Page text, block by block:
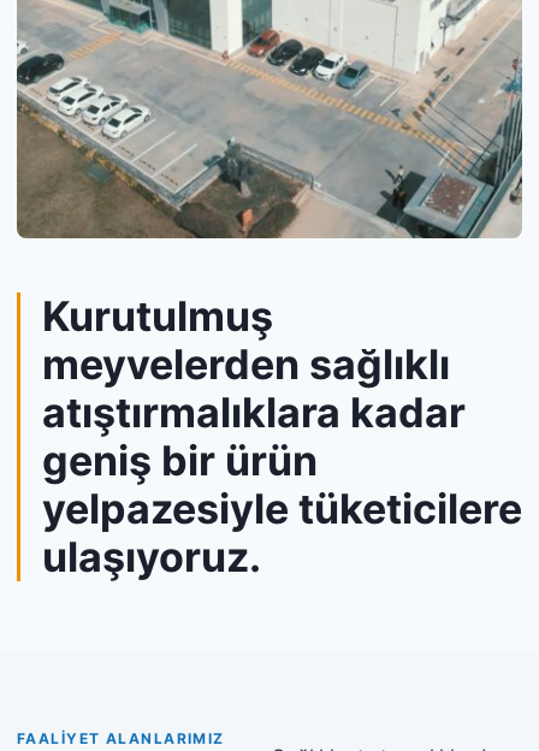
Kurutulmuş
meyvelerden sağlıklı
atıştırmalıklara kadar
geniş bir ürün
yelpazesiyle tüketicilere
ulaşıyoruz.
FAALİYET ALANLARIMIZ